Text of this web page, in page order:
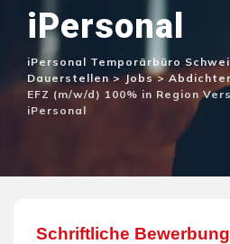
iPersonal
iPersonal Temporärbüro
Dauerstellen>Jobs>
EFZ (m/w/d) 100% in Region
iPersonal
Schriftliche Bewerbung